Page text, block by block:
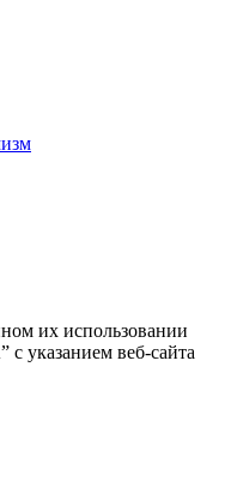
их использовании
указанием веб-сайта